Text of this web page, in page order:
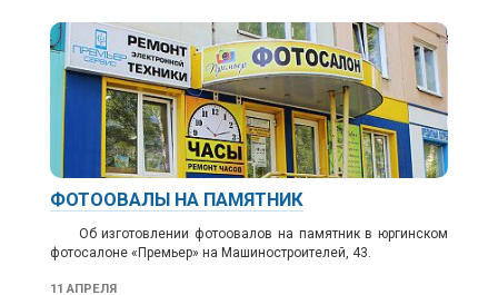
ФОТООВАЛЫ НА ПАМЯТНИК
Об изготовлении фотоовалов на памятник в юргинском
фотосалоне «Премьер» на Машиностроителей, 43.
11 АПРЕЛЯ